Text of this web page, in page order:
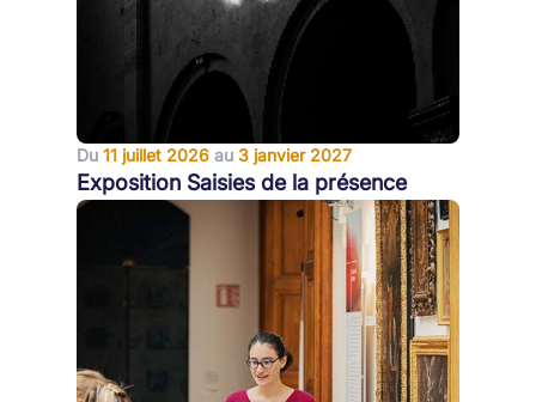
Du 11 juillet 2026 au 3 janvier 2027
Exposition Saisies de la présence